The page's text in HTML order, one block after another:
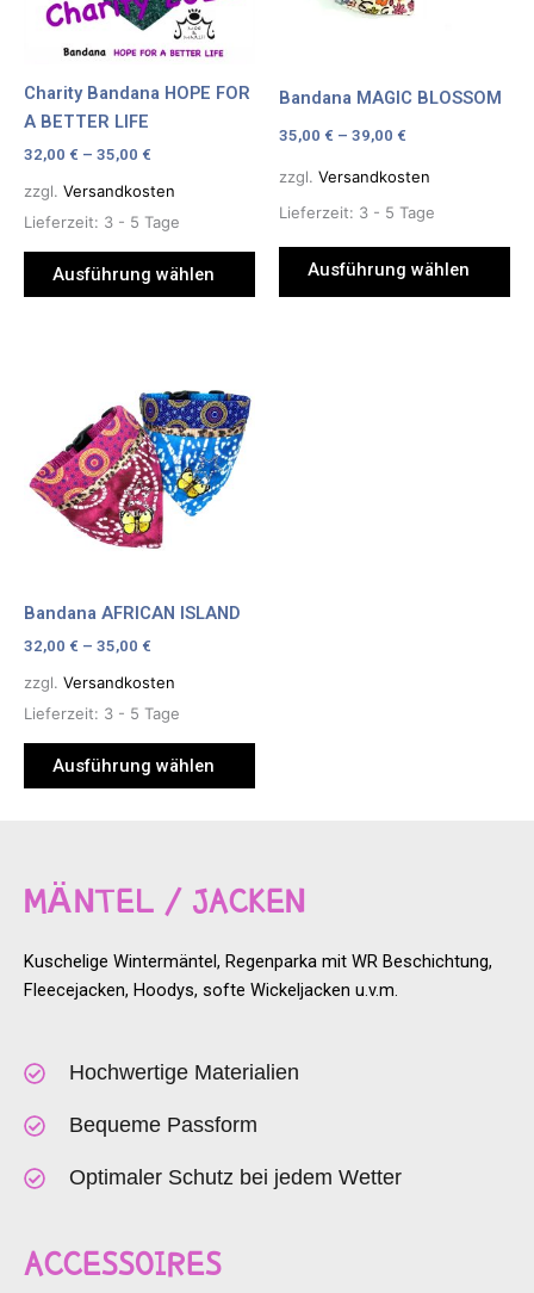
zzgl. Versandkosten
Lieferzeit: 3 - 5 Tage
Charity Bandana HOPE FOR
A BETTER LIFE
32,00 € – 35,00 €
Ausführung wählen
Die
Optionen
auf
der
Produktseite
gewählt
werden
zzgl. Versandkosten
Lieferzeit: 3 - 5 Tage
Bandana MAGIC BLOSSOM
35,00 € – 39,00 €
Ausführung wählen
auf
der
gewählt
werden
zzgl. Versandkosten
Lieferzeit: 3 - 5 Tage
Bandana AFRICAN ISLAND
32,00 € – 35,00 €
Ausführung wählen
mehrere
Varianten
auf.
auf
der
Produktseite
gewählt
werden
MÄNTEL / JACKEN
Kuschelige Wintermäntel, Regenparka mit WR Beschichtung,
Fleecejacken, Hoodys, softe Wickeljacken u.v.m.
Hochwertige Materialien
Bequeme Passform
Optimaler Schutz bei jedem Wetter
ACCESSOIRES